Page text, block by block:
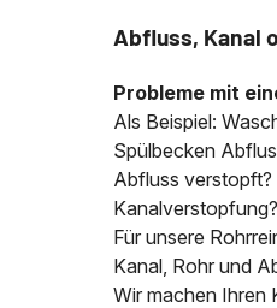
Abfluss, Kanal
Probleme mit
Als Beispiel:
Spülbecken
Abfluss
Kanalverstopfung?
Für unsere
Kanal, Rohr und
Wir machen Ihren